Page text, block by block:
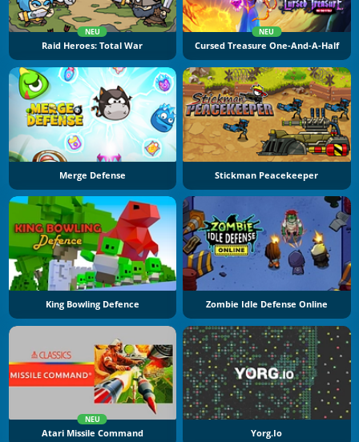
NEU
Raid Heroes: Total War
NEU
Cursed Treasure One-And-A-Half
Merge Defense Stickman Peacekeeper
King Bowling Defence Zombie Idle Defense Online
NEU
Atari Missile Command Yorg.io